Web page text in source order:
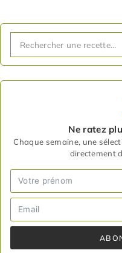
Ne ratez
Chaque semaine, une
directement